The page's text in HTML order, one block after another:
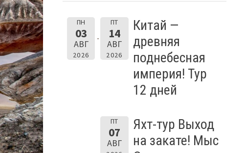
ПН
03
АВГ
2026
ПТ
14
АВГ
2026
Китай —
древняя
поднебесная
империя! Тур
12 дней
ПТ
07
АВГ
Яхт-тур Выход
на закате! Мыс